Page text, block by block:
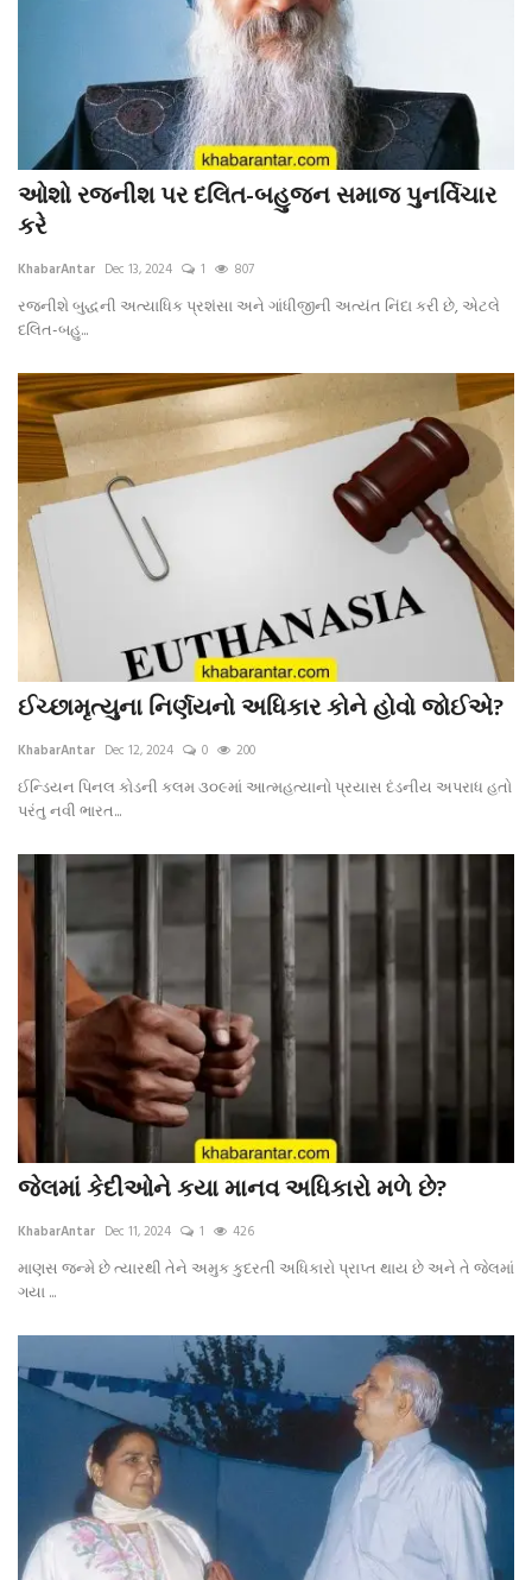
ઓશો રજનીશ પર દલિત-બહુજન સમાજ પુનર્વિચાર
કરે
KhabarAntar Dec 13, 2024 1 807
રજનીશે બુદ્ધની અત્યાધિક પ્રશંસા અને ગાંધીજીની અત્યંત નિંદા કરી છે, એટલે
દલિત-બહુ...
ઈચ્છામૃત્યુના નિર્ણયનો અધિકાર કોને હોવો જોઈએ?
KhabarAntar Dec 12, 2024 0 200
ઈન્ડિયન પિનલ કોડની કલમ ૩૦૯માં આત્મહત્યાનો પ્રયાસ દંડનીય અપરાધ હતો
પરંતુ નવી ભારત...
જેલમાં કેદીઓને કયા માનવ અધિકારો મળે છે?
KhabarAntar Dec 11, 2024 1 426
માણસ જન્મે છે ત્યારથી તેને અમુક કુદરતી અધિકારો પ્રાપ્ત થાય છે અને તે જેલમાં
ગયા ...